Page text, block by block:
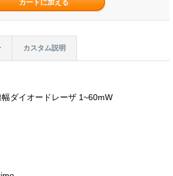
カスタム説明
ダイオードレーザ 1~60mW